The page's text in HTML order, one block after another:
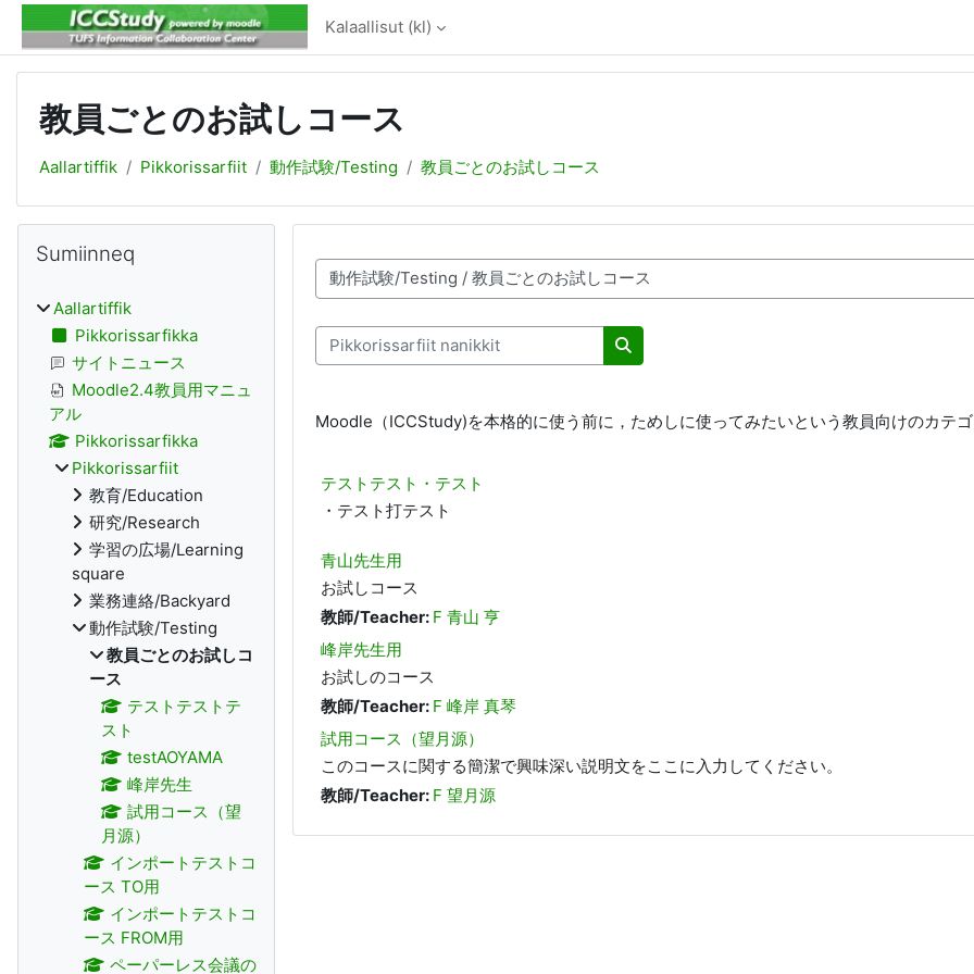
Gå til hovedindhold
Kalaallisut ‎(kl)‎
教員ごとのお試しコース
Aallartiffik Pikkorissarfiit 動作試験/Testing 教員ごとのお試しコース
Pikkorissarnerit suussusai
Pikkorissarfiit nanikkit
Pikkorissarfiit nanikkit
Moodle（ICCStudy)を本格的に使う前に，ためしに使ってみたいという教員向けのカテゴ
テストテスト・テスト
・テスト打テスト
青山先生用
お試しコース
教師/Teacher: F 青山 亨
峰岸先生用
お試しのコース
教師/Teacher: F 峰岸 真琴
試用コース（望月源）
このコースに関する簡潔で興味深い説明文をここに入力してください。
教師/Teacher: F 望月源
Blokke
Sumiinneq
Aallartiffik
Pikkorissarfikka
サイトニュース
Moodle2.4教員用マニュ
アル
Pikkorissarfikka
Pikkorissarfiit
教育/Education
研究/Research
学習の広場/Learning
square
業務連絡/Backyard
動作試験/Testing
教員ごとのお試しコ
ース
テストテストテ
スト
testAOYAMA
峰岸先生
試用コース（望
月源）
インポートテストコ
ース TO用
インポートテストコ
ース FROM用
ペーパーレス会議の